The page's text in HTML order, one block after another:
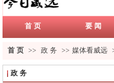
首 页 要 闻
首 页 >> 政 务 >> 媒体看威远
政 务